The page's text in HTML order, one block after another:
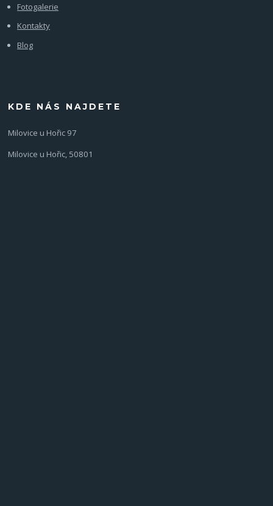
Fotogalerie
Kontakty
Blog
KDE NÁS NAJDETE
Milovice u Hořic 97
Milovice u Hořic, 50801